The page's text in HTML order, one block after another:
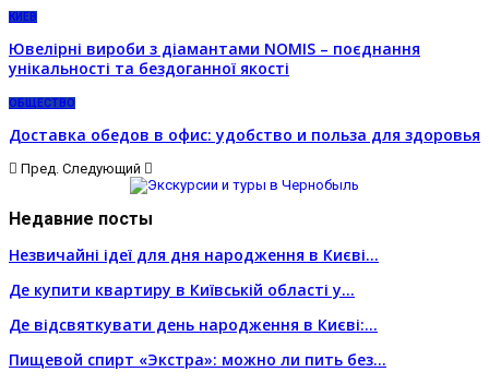
КИЕВ
Ювелірні вироби з діамантами NOMIS – поєднання
унікальності та бездоганної якості
ОБЩЕСТВО
Доставка обедов в офис: удобство и польза для здоровья
Пред. Следующий
Недавние посты
Незвичайні ідеї для дня народження в Києві…
Де купити квартиру в Київській області у…
Де відсвяткувати день народження в Києві:…
Пищевой спирт «Экстра»: можно ли пить без…